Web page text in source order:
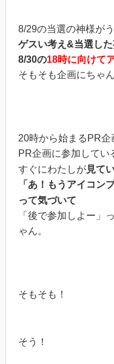
8/29の当選の神様が
ゲスい考え&当選し
8/30の18時に向けて
そもそも企画にちゃ
20時から始まるPR企
PR企画に参加してい
すぐにわたしが見て
「あ！もうアイコン
って気づいて
「後で参加しよー」
ゃん。
そもそも！
そう！